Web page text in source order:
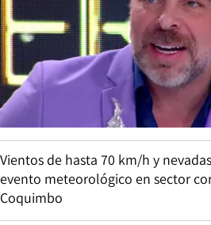
Vientos de hasta 70 km/h y
evento meteorológico en sector
Coquimbo